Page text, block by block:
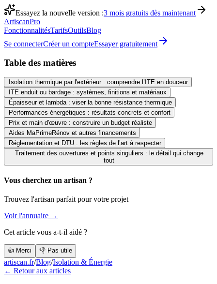
Essayez la nouvelle version :3 mois gratuits dès maintenant
ArtiscanPro
FonctionnalitésTarifsOutilsBlog
Se connecterCréer un compteEssayer gratuitement
Table des matières
Isolation thermique par l'extérieur : comprendre l’ITE en douceur
ITE enduit ou bardage : systèmes, finitions et matériaux
Épaisseur et lambda : viser la bonne résistance thermique
Performances énergétiques : résultats concrets et confort
Prix et main d'œuvre : construire un budget réaliste
Aides MaPrimeRénov et autres financements
Réglementation et DTU : les règles de l’art à respecter
Traitement des ouvertures et points singuliers : le détail qui change
tout
Vous cherchez un artisan ?
Trouvez l'artisan parfait pour votre projet
Voir l'annuaire →
Cet article vous a-t-il aidé ?
👍 Merci 👎 Pas utile
artiscan.fr/Blog/Isolation & Énergie
← Retour aux articles